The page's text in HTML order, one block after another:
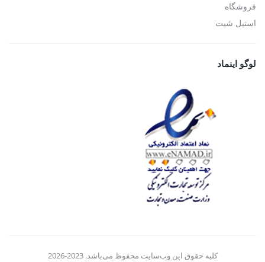
فروشگاه
استیل شیت
لوگو اینماد
کلیه حقوق این وب‌سایت محفوظ می‌باشد. 2023-2026